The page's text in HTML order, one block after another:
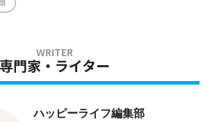
専門家・ライター
ハッピーライフ編集部